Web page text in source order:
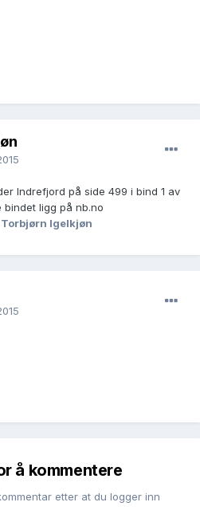
Indrefjord på side 499 i bind 1 av
bindet ligg på nb.no
Igelkjøn
å kommentere
etter at du logger inn